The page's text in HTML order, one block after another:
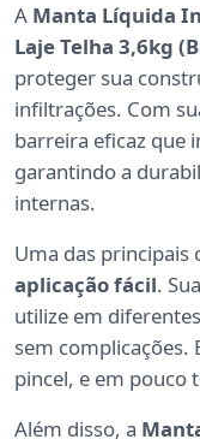
A Manta Líquida
Laje Telha 3,6kg
proteger sua
infiltrações. Com
barreira eficaz que
garantindo a
internas.
Uma das principais
aplicação fácil.
utilize em
sem complicações.
pincel, e em pouco
Além disso, a